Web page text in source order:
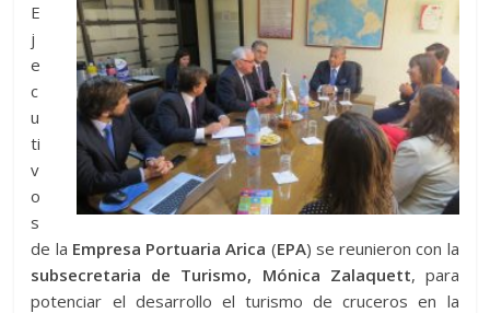
E
j
e
c
u
ti
v
o
s
de la Empresa Portuaria Arica (EPA) se reunieron con la
subsecretaria de Turismo, Mónica Zalaquett, para
potenciar el desarrollo el turismo de cruceros en la